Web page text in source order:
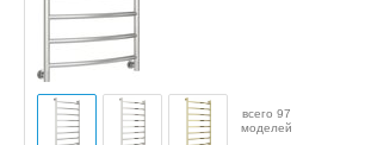
всего 97
моделей